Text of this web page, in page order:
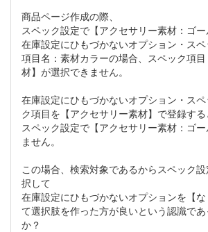
商品ページ作成の際、
スペック設定で【アクセサリー素材：ゴ
在庫設定にひもづかないオプション・ス
項目名：素材カラーの場合、スペック項
材】が選択できません。
在庫設定にひもづかないオプション・ス
ク項目を【アクセサリー素材】で登録する
スペック設定で【アクセサリー素材：ゴ
ません。
この場合、検索対象であるからスペック
択して
在庫設定にひもづかないオプションを【
て選択肢を作った方が良いという認識で
か？